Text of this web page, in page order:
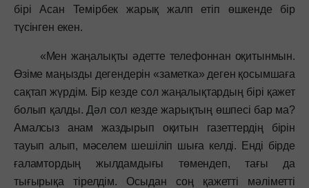
бірі Асан Темірбек жарық жалп етіп өшкенде бір
түсінген екен.
«Мен жаңалықты әдетте телефоннан оқитынмын.
Өзіме маңызды дегендерін «заметка» деген қосымшаға
сақтап жүрдім. Бір кезде сол жаңалықтардың бірі қажет
болып қалды. Дәл сол кезде жарықтың өшпесі бар ма?
Амалсыз анам жаздырып оқитын газеттердің бірін
тауып алып, мәселем шешіліп шыға келді. Енді бірде
ғаламтордың жылдамдығы төмендеп, тағы да
тығырықа тірелдім. Осыдан соң қажетті мәліметті